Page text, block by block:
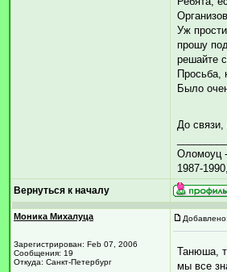
Уж
прошу
решайте
Просьба,
Было
До связи,
Оломоуц
1987-
Вернуться к началу
Моника Михалуца
Зарегистрирован: Feb 07, 2006
Сообщения: 19
Откуда: Санкт-Петербург
Танюша,
мы все